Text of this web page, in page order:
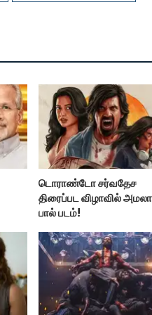
டொராண்டோ சர்வதேச
திரைப்பட விழாவில் அமலா
பால் படம்!